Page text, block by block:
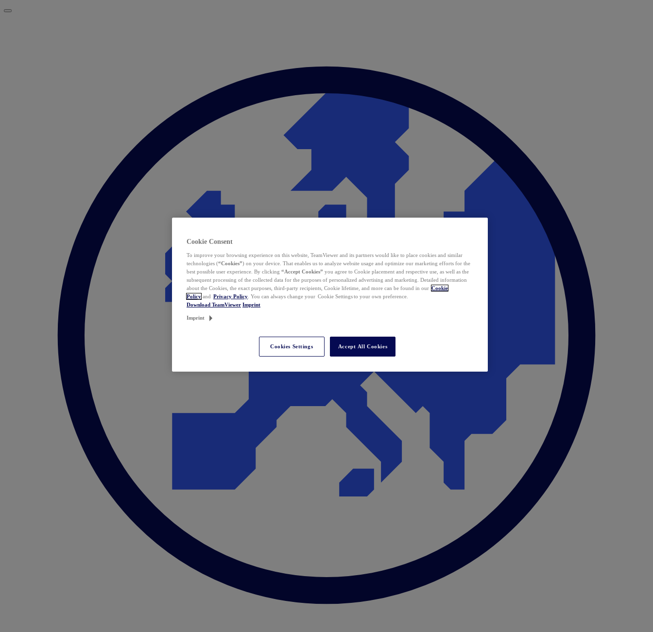
Cookie Consent
To improve your browsing experience on this website, TeamViewer and its partners would like to place cookies and similar
technologies (“Cookies”) on your device. That enables us to analyze website usage and optimize our marketing efforts for the
best possible user experience. By clicking “Accept Cookies” you agree to Cookie placement and respective use, as well as the
subsequent processing of the collected data for the purposes of personalized advertising and marketing. Detailed information
about the Cookies, the exact purposes, third-party recipients, Cookie lifetime, and more can be found in our Cookie
Policy and Privacy Policy . You can always change your Cookie Settings to your own preference.
Download TeamViewer Imprint
Imprint
Cookies Settings Accept All Cookies